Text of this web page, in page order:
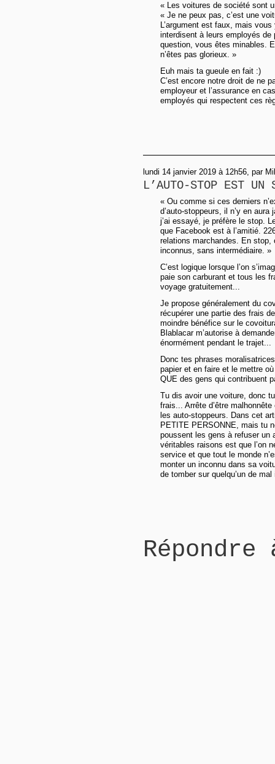
« Les voitures de société sont
« Je ne peux pas, c’est une
L’argument est faux, mais
interdisent à leurs employés
question, vous êtes minables.
n’êtes pas glorieux. »
Euh mais ta gueule en fait :)
C’est encore notre droit de ne
employeur et l’assurance en
employés qui respectent ces
lundi 14 janvier 2019 à 12h56, par
L’AUTO-STOP EST UN
« Ou comme si ces derniers
d’auto-stoppeurs, il n’y en
j’ai essayé, je préfère le stop.
que Facebook est à l’amitié.
relations marchandes. En
inconnus, sans intermédiaire. »
C’est logique lorsque l’on
paie son carburant et tous les
voyage gratuitement...
Je propose généralement du
récupérer une partie des frais
moindre bénéfice sur le
Blablacar m’autorise à
énormément pendant le trajet...
Donc tes phrases
papier et en faire et le mettre
QUE des gens qui contribuent
Tu dis avoir une voiture, donc
frais... Arrête d’être
les auto-stoppeurs. Dans cet
PETITE PERSONNE, mais tu
poussent les gens à refuser un
véritables raisons est que l’on
service et que tout le monde
monter un inconnu dans sa
de tomber sur quelqu’un de